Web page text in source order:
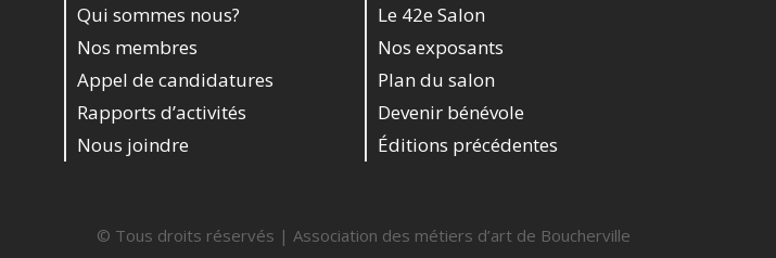
Qui sommes nous?
Nos membres
Appel de candidatures
Rapports d’activités
Nous joindre
Le 42e Salon
Nos exposants
Plan du salon
Devenir bénévole
Éditions précédentes
© Tous droits réservés | Association des métiers d’art de Boucherville